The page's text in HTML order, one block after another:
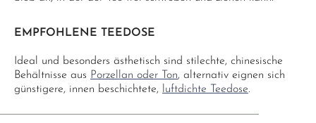
EMPFOHLENE TEEDOSE
Ideal und besonders ästhetisch sind stilechte, chinesische
Behältnisse aus Porzellan oder Ton, alternativ eignen sich
günstigere, innen beschichtete,
luftdichte Teedose.